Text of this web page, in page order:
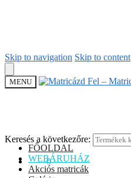
Skip to navigation Skip to content
MENU
Keresés a következőre:
0Ft 0
FŐOLDAL
WEBÁRUHÁZ
Akciós matricák